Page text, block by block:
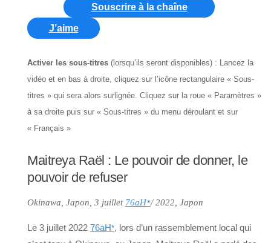
Souscrire à la chaîne
J’aime
Activer les sous-titres (lorsqu’ils seront disponibles) : Lancez la
vidéo et en bas à droite, cliquez sur l’icône rectangulaire « Sous-
titres » qui sera alors surlignée. Cliquez sur la roue « Paramètres »
à sa droite puis sur « Sous-titres » du menu déroulant et sur
« Français »
Maitreya Raël : Le pouvoir de donner, le
pouvoir de refuser
Okinawa, Japon, 3 juillet 76aH*/ 2022, Japon
Le 3 juillet 2022 76aH*, lors d’un rassemblement local qui